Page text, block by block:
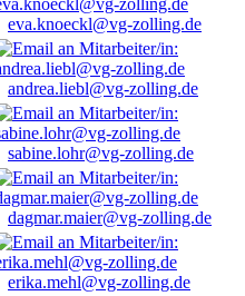
eva.knoeckl@vg-zolling.de
andrea.liebl@vg-zolling.de
sabine.lohr@vg-zolling.de
dagmar.maier@vg-zolling.de
erika.mehl@vg-zolling.de